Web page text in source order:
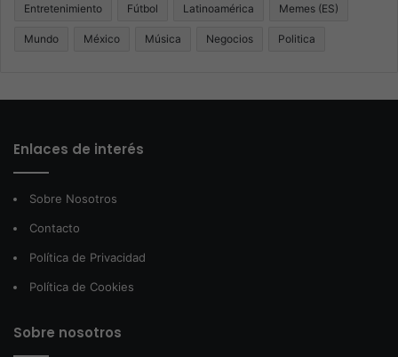
Entretenimiento Fútbol Latinoamérica Memes (ES)
Mundo México Música Negocios Politica
Enlaces de interés
Sobre Nosotros
Contacto
Política de Privacidad
Política de Cookies
Sobre nosotros